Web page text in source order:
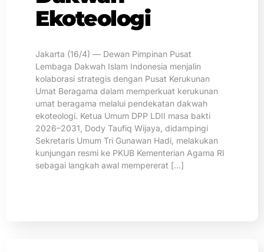
Ekoteologi
Jakarta (16/4) — Dewan Pimpinan Pusat
Lembaga Dakwah Islam Indonesia menjalin
kolaborasi strategis dengan Pusat Kerukunan
Umat Beragama dalam memperkuat kerukunan
umat beragama melalui pendekatan dakwah
ekoteologi. Ketua Umum DPP LDII masa bakti
2026–2031, Dody Taufiq Wijaya, didampingi
Sekretaris Umum Tri Gunawan Hadi, melakukan
kunjungan resmi ke PKUB Kementerian Agama RI
sebagai langkah awal mempererat […]